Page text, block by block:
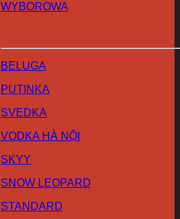
WYBOROWA
BELUGA
PUTINKA
SVEDKA
VODKA HÀ NỘI
SKYY
SNOW LEOPARD
STANDARD